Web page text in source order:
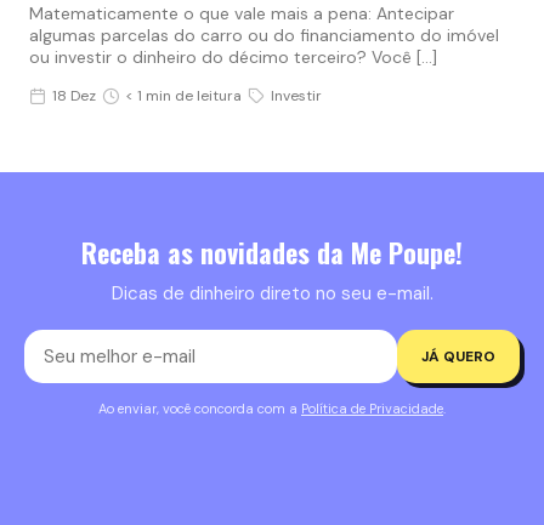
Matematicamente o que vale mais a pena: Antecipar
algumas parcelas do carro ou do financiamento do imóvel
ou investir o dinheiro do décimo terceiro? Você […]
18 Dez < 1 min de leitura Investir
Receba as novidades da Me Poupe!
Dicas de dinheiro direto no seu e-mail.
JÁ QUERO
Ao enviar, você concorda com a Política de Privacidade.